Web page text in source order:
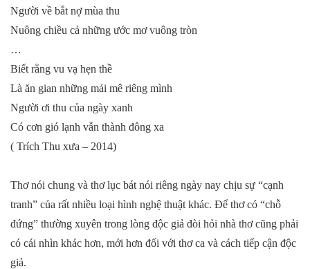
Người về bắt nợ mùa thu
Nuông chiều cả những ước mơ vuông tròn
…
Biết rằng vu vạ hẹn thề
Là ăn gian những mải mê riêng mình
Người ơi thu của ngày xanh
Có cơn gió lạnh vẫn thành đông xa
( Trích Thu xưa – 2014)
Thơ nói chung và thơ lục bát nói riêng ngày nay chịu sự “cạnh
tranh” của rất nhiều loại hình nghệ thuật khác. Để thơ có “chỗ
đứng” thường xuyên trong lòng độc giả đòi hỏi nhà thơ cũng phải
có cái nhìn khác hơn, mới hơn đối với thơ ca và cách tiếp cận độc
giả.